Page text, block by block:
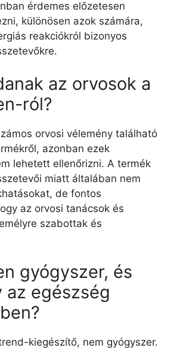
érdemes előzetesen
különösen azok számára,
reakciókról bizonyos
az orvosok a
ról?
orvosi vélemény található
azonban ezek
lehetett ellenőrizni. A termék
miatt általában nem
de fontos
az orvosi tanácsok és
szabottak és
gyógyszer, és
az egészség
kiegészítő, nem gyógyszer.